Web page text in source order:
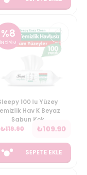
%8
İNDİRİM
100 lu Yüzey
Hav K Beyaz
Sabun Kok
₺119.90 ₺109.90
SEPETE EKLE